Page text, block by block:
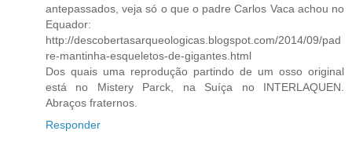
antepassados, veja só o que o padre Carlos Vaca achou no
Equador:
http://descobertasarqueologicas.blogspot.com/2014/09/pad
re-mantinha-esqueletos-de-gigantes.html
Dos quais uma reprodução partindo de um osso original
está no Mistery Parck, na Suíça no INTERLAQUEN.
Abraços fraternos.
Responder